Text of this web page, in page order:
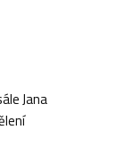
Jana